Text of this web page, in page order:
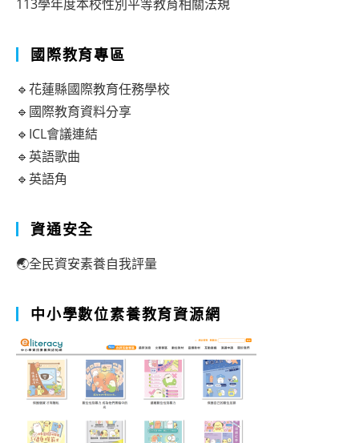
113學年度本校性別平等教育相關法規
國際教育專區
🔹花蓮縣國際教育任務學校
🔹國際教育資料分享
🔹ICL會議連結
🔹英語歌曲
🔹英語角
資通安全
🌏全民資安素養自我評量
中小學數位素養教育資源網